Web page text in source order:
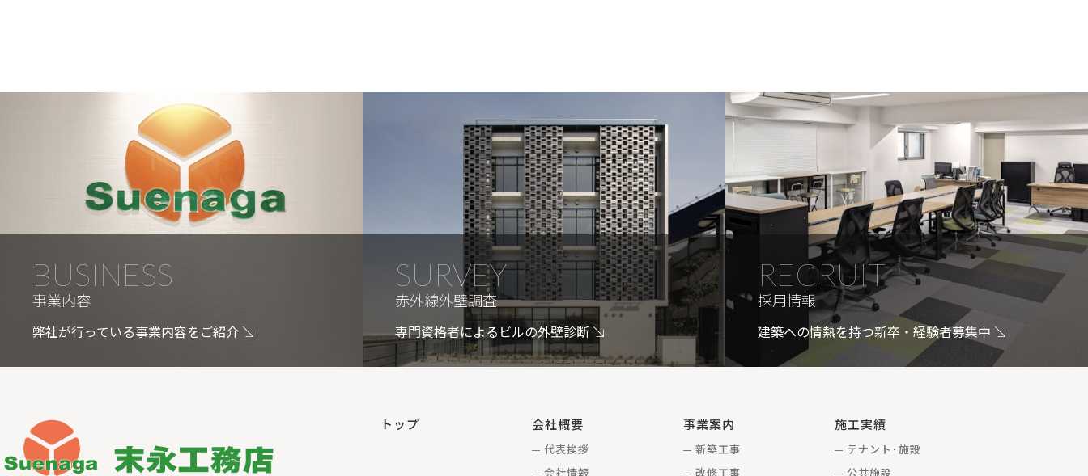
BUSINESS
事業内容
弊社が行っている事業内容をご紹介
SURVEY
赤外線外壁調査
専門資格者によるビルの外壁診断
RECRUIT
採用情報
建築への情熱を持つ新卒・経験者募集中
トップ 会社概要
代表挨拶
会社情報
事業案内
新築工事
改修工事
施工実績
テナント･施設
公共施設